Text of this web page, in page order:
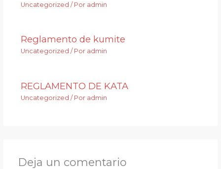
Uncategorized / Por admin
Reglamento de kumite
Uncategorized / Por admin
REGLAMENTO DE KATA
Uncategorized / Por admin
Deja un comentario